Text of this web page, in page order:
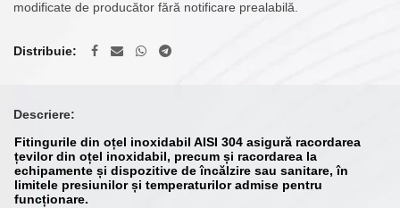
modificate de producător fără notificare prealabilă.
Distribuie
Descriere:
Fitingurile din oțel inoxidabil AISI 304 asigură racordarea
țevilor din oțel inoxidabil, precum și racordarea la
echipamente și dispozitive de încălzire sau sanitare, în
limitele presiunilor și temperaturilor admise pentru
funcționare.